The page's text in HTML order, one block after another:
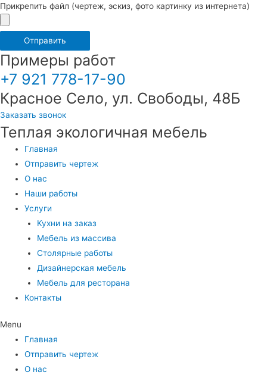
Прикрепить файл (чертеж, эскиз, фото картинку из интернета)
Отправить
Примеры работ
+7 921 778-17-90
Красное Село, ул. Свободы, 48Б
Заказать звонок
Теплая экологичная мебель
Главная
Отправить чертеж
О нас
Наши работы
Услуги
Кухни на заказ
Мебель из массива
Столярные работы
Дизайнерская мебель
Мебель для ресторана
Контакты
Menu
Главная
Отправить чертеж
О нас